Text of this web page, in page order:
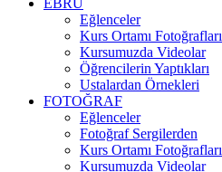
EBRU
Eğlenceler
Kurs Ortamı Fotoğrafları
Kursumuzda Videolar
Öğrencilerin Yaptıkları
Ustalardan Örnekleri
FOTOĞRAF
Eğlenceler
Fotoğraf Sergilerden
Kurs Ortamı Fotoğrafları
Kursumuzda Videolar